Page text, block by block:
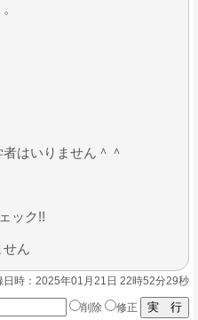
はいりません＾＾
ック!!
ん
日時：2025年01月21日 22時52分29秒
削除 修正